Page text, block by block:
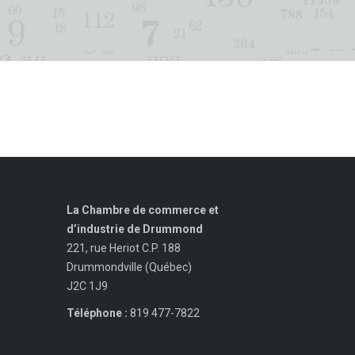
La Chambre de commerce et
d’industrie de Drummond
221, rue Heriot C.P. 188
Drummondville (Québec)
J2C 1J9
Téléphone : 819 477-7822